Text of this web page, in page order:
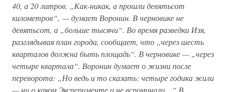
40, а 20 литров. „Как-никак, а прошли девятьсот
километров“, — думает Воронин. В черновике не
девятьсот, а „больше тысячи“. Во время разведки Изя,
разглядывая план города, сообщает, что „через шесть
кварталов должна быть площадь“. В черновике — „через
четыре квартала“. Воронин думает о жизни после
переворота: „Но ведь и то сказать: четыре годика жили
— ни о каком Эксперименте и не вспоминали…“ В